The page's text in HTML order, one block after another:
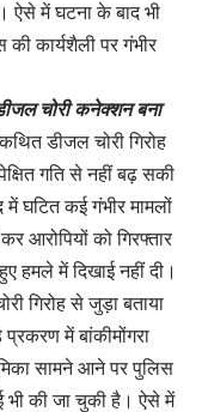
ऐसे में घटना के बाद भी
की कार्यशैली पर गंभीर
चोरी कनेक्शन बना
डीजल चोरी गिरोह
गति से नहीं बढ़ सकी
में घटित कई गंभीर मामलों
आरोपियों को गिरफ्तार
हमले में दिखाई नहीं दी।
गिरोह से जुड़ा बताया
में बांकीमोंगरा
सामने आने पर पुलिस
भी की जा चुकी है। ऐसे में